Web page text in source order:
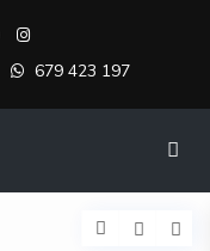
679 423 197